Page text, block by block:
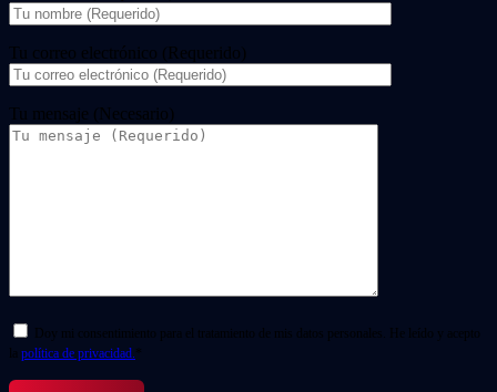
Tu correo electrónico (Requerido)
Tu mensaje (Necesario)
Doy mi consentimiento para el tratamiento de mis datos personales. He leído y acepto
la política de privacidad. *